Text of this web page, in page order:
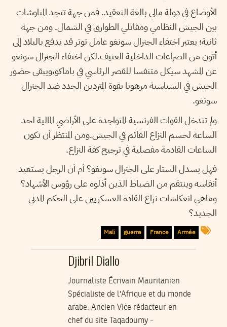
الأوضاع في دولة مالي بالغة التعقيد. فمن جهة تتجد المناوشات
بين الجيش النظامي ومقاتلي الطوارق في الشمال. ومن جهة
ثانية؛ يعتبر اختفاء الجنرال سونغو عامل توتر قد يدفع بالبلاد إلى
أتون من الصراعات الداخلية العنيف.لكن اختفاء الجنرال سونغو
عن المشهد سيكل متنفسا للقصر الرئاسي في باماكو،ويبقى حضور
الجيش في السياسية مرهونا بقوة المتردين الجدد ضد الجنرال
سونغو.
ولم تتدخل القوات الفرنسية المتواجدة على الأراضي المالية لحد
الساعة لحسم النزاع القائم في الجيش.ومن المنتظر أن تكون
الساعات القادمة مفصلية في ترجيح كفة النزاع.
فهل يسدل الستار على الجنرال سونغو؟ أم أن الرجل يستعيد
أنفاسه وينتقم من الضباط الذين أذلوه على رؤوس الأشهاد؟
وماهي انعكاسات نزاع القادة العسكريين على الحكم المدني
الجديد؟
Armée
France
guerre
Mali
Djibril Diallo
Journaliste Écrivain Mauritanien
Spécialiste de l'Afrique et du monde
arabe. Ancien Vice rédacteur en
chef du site Taqadoumy -